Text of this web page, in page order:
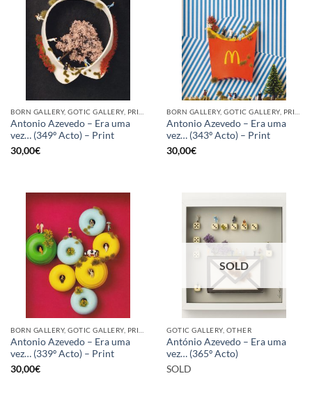
Antonio Azevedo – Era uma
vez… (349º Acto) – Print
30,00€
Antonio Azevedo – Era uma
vez… (343º Acto) – Print
30,00€
Antonio Azevedo – Era uma
vez… (339º Acto) – Print
30,00€
SOLD
GOTIC GALLERY, OTHER
António Azevedo – Era uma
vez… (365º Acto)
SOLD